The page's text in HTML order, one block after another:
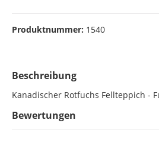
Produktnummer: 1540
Beschreibung
Kanadischer Rotfuchs Fellteppich -
Bewertungen